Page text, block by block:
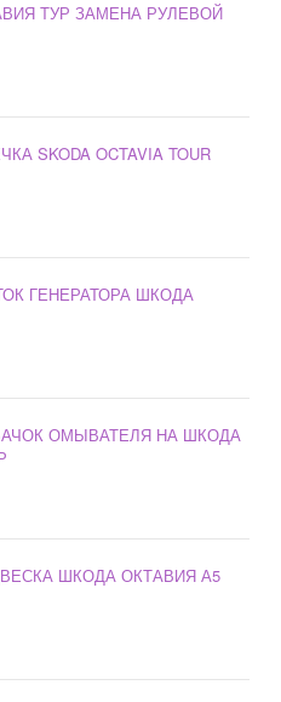
ТУР ЗАМЕНА РУЛЕВОЙ
SKODA OCTAVIA TOUR
ГЕНЕРАТОРА ШКОДА
ОМЫВАТЕЛЯ НА ШКОДА
ШКОДА ОКТАВИЯ А5